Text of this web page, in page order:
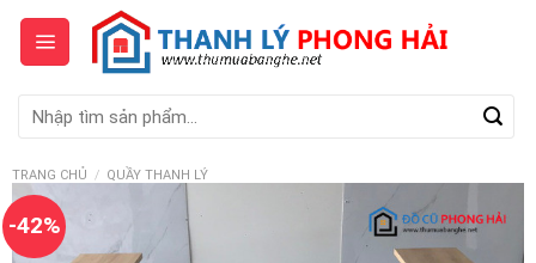
Skip
content
kiếm:
TRANG CHỦ / QUẦY THANH LÝ
-42%